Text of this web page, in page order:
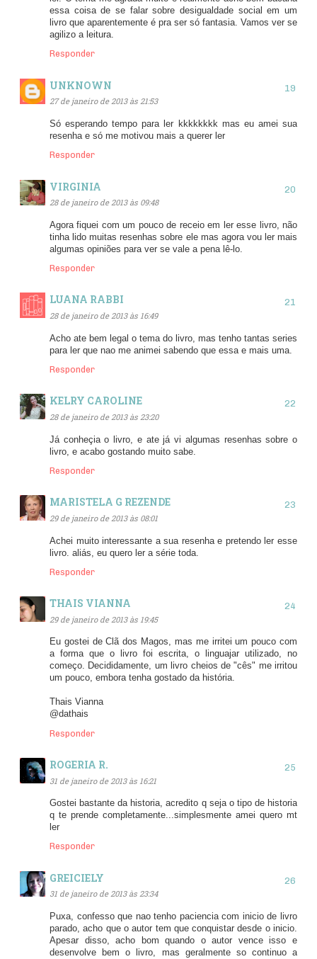
essa coisa de se falar sobre desigualdade social em um
livro que aparentemente é pra ser só fantasia. Vamos ver se
agilizo a leitura.
Responder
UNKNOWN
27 de janeiro de 2013 às 21:53
Só esperando tempo para ler kkkkkkkk mas eu amei sua
resenha e só me motivou mais a querer ler
Responder
VIRGINIA
28 de janeiro de 2013 às 09:48
Agora fiquei com um pouco de receio em ler esse livro, não
tinha lido muitas resenhas sobre ele mas agora vou ler mais
algumas opiniões para ver se vale a pena lê-lo.
Responder
LUANA RABBI
28 de janeiro de 2013 às 16:49
Acho ate bem legal o tema do livro, mas tenho tantas series
para ler que nao me animei sabendo que essa e mais uma.
Responder
KELRY CAROLINE
28 de janeiro de 2013 às 23:20
Já conheçia o livro, e ate já vi algumas resenhas sobre o
livro, e acabo gostando muito sabe.
Responder
MARISTELA G REZENDE
29 de janeiro de 2013 às 08:01
Achei muito interessante a sua resenha e pretendo ler esse
livro. aliás, eu quero ler a série toda.
Responder
THAIS VIANNA
29 de janeiro de 2013 às 19:45
Eu gostei de Clã dos Magos, mas me irritei um pouco com
a forma que o livro foi escrita, o linguajar utilizado, no
começo. Decididamente, um livro cheios de "cês" me irritou
um pouco, embora tenha gostado da história.
Thais Vianna
@dathais
Responder
ROGERIA R.
31 de janeiro de 2013 às 16:21
Gostei bastante da historia, acredito q seja o tipo de historia
q te prende completamente...simplesmente amei quero mt
ler
Responder
GREICIELY
31 de janeiro de 2013 às 23:34
Puxa, confesso que nao tenho paciencia com inicio de livro
parado, acho que o autor tem que conquistar desde o inicio.
Apesar disso, acho bom quando o autor vence isso e
desenvolve bem o livro, mas geralmente so continuo a